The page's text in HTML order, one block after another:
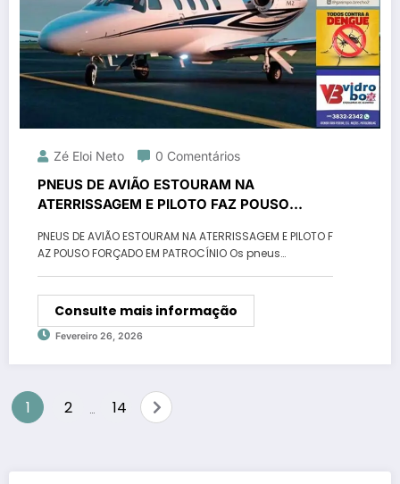
Zé Eloi Neto 0 Comentários
PNEUS DE AVIÃO ESTOURAM NA
ATERRISSAGEM E PILOTO FAZ POUSO
PNEUS DE AVIÃO ESTOURAM NA ATERRISSAGEM E PILOTO F
AZ POUSO FORÇADO EM PATROCÍNIO Os pneus…
Consulte mais informação
Fevereiro 26, 2026
Paginação
1 2 14